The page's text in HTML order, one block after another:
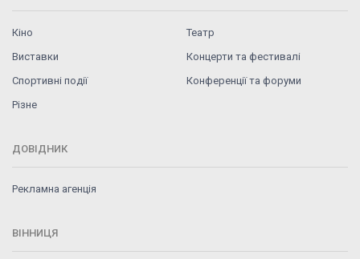
Кіно
Театр
Виставки
Концерти та фестивалі
Спортивні події
Конференції та форуми
Різне
ДОВІДНИК
Рекламна агенція
ВІННИЦЯ